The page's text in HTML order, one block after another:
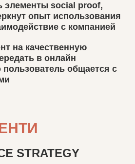
элементы social proof,
опыт использования
с компанией
на качественную
в онлайн
общается с
STRATEGY